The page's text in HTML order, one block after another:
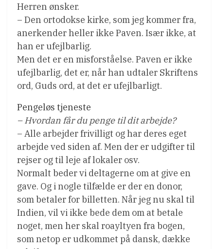
Herren ønsker.
– Den ortodokse kirke, som jeg kommer fra,
anerkender heller ikke Paven. Især ikke, at
han er ufejlbarlig.
Men det er en misforståelse. Paven er ikke
ufejlbarlig, det er, når han udtaler Skriftens
ord, Guds ord, at det er ufejlbarligt.
Pengeløs tjeneste
– Hvordan får du penge til dit arbejde?
– Alle arbejder frivilligt og har deres eget
arbejde ved siden af. Men der er udgifter til
rejser og til leje af lokaler osv.
Normalt beder vi deltagerne om at give en
gave. Og i nogle tilfælde er der en donor,
som betaler for billetten. Når jeg nu skal til
Indien, vil vi ikke bede dem om at betale
noget, men her skal roayltyen fra bogen,
som netop er udkommet på dansk, dække